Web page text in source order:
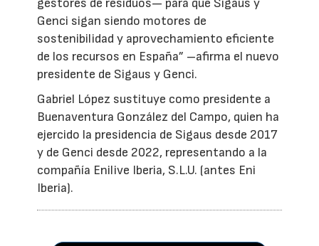
gestores de residuos— para que Sigaus y
Genci sigan siendo motores de
sostenibilidad y aprovechamiento eficiente
de los recursos en España” –afirma el nuevo
presidente de Sigaus y Genci.
Gabriel López sustituye como presidente a
Buenaventura González del Campo, quien ha
ejercido la presidencia de Sigaus desde 2017
y de Genci desde 2022, representando a la
compañía Enilive Iberia, S.L.U. (antes Eni
Iberia).